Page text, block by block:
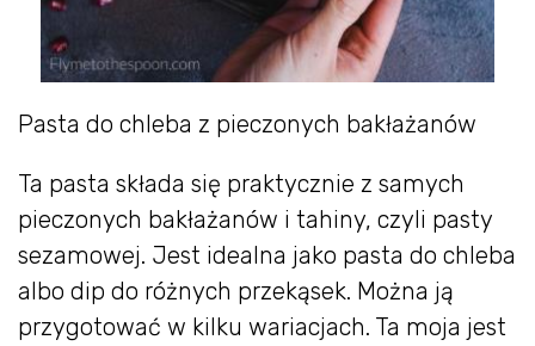
Pasta do chleba z pieczonych bakłażanów
Ta pasta składa się praktycznie z samych
pieczonych bakłażanów i tahiny, czyli pasty
sezamowej. Jest idealna jako pasta do chleba
albo dip do różnych przekąsek. Można ją
przygotować w kilku wariacjach. Ta moja jest